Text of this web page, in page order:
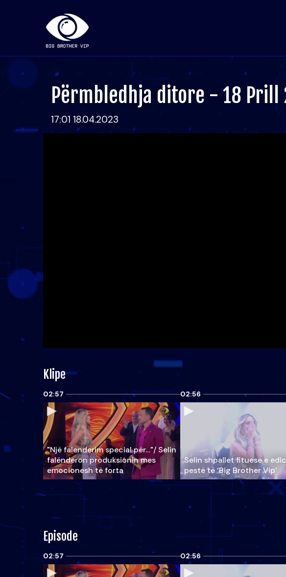
Përmbledhja ditore - 18 Prill
17:01 18.04.2023
Klipe
02:57
"Një falenderim special për…"/ Selin
falënderon produksionin mes
emocionesh të forta
02:56
Selin shpallet fituese e
pestë të ‘Big Brother Vip’
Episode
02:57 02:56